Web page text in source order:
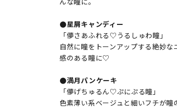
●星屑キャンディー
「儚さあふれる♡うるしゅわ瞳」
自然に瞳をトーンアップする絶妙
感のある瞳に♡
●満月パンケーキ
「儚げちゅるん♡ぷにぷる瞳」
色素薄い系ベージュと細いフチが